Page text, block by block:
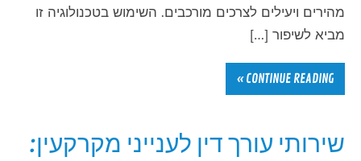
מהירים ויעילים לצרכים מורכבים. השימוש בטכנולוגיה זו
מביא לשיפור […]
CONTINUE READING »
שירותי עורך דין לענייני מקרקעין: